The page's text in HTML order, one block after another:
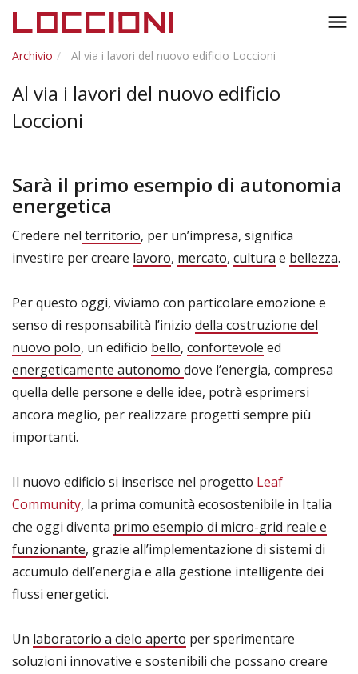
menu
Archivio Al via i lavori del nuovo edificio Loccioni
Al via i lavori del nuovo edificio
Loccioni
Sarà il primo esempio di autonomia
energetica
Credere nel territorio, per un’impresa, significa
investire per creare lavoro, mercato, cultura e bellezza.
Per questo oggi, viviamo con particolare emozione e
senso di responsabilità l’inizio della costruzione del
nuovo polo, un edificio bello, confortevole ed
energeticamente autonomo dove l’energia, compresa
quella delle persone e delle idee, potrà esprimersi
ancora meglio, per realizzare progetti sempre più
importanti.
Il nuovo edificio si inserisce nel progetto Leaf
Community, la prima comunità ecosostenibile in Italia
che oggi diventa primo esempio di micro-grid reale e
funzionante, grazie all’implementazione di sistemi di
accumulo dell’energia e alla gestione intelligente dei
flussi energetici.
Un laboratorio a cielo aperto per sperimentare
soluzioni innovative e sostenibili che possano creare